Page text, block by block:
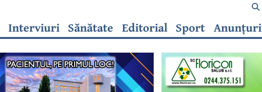
Interviuri Sănătate Editorial Sport Anunțuri